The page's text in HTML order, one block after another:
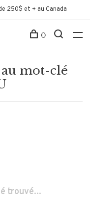
250$ et + au Canada
0
mot-clé
trouvé...